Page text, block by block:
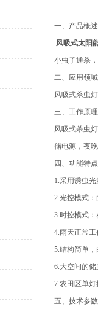
一、产品概述
风吸式太阳
小虫子通杀
二、应用领域
风吸式杀虫
三、工作原理
风吸式杀虫
储电源，夜
四、功能特点
1.采用诱虫
2.光控模式
3.时控模式
4.雨天正常
5.结构简单
6.大空间的
7.农田区单
五、技术参数